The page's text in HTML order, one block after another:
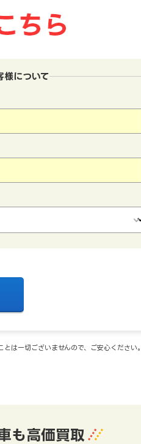
様について
は一切ございませんので、ご安心ください。
も高価買取